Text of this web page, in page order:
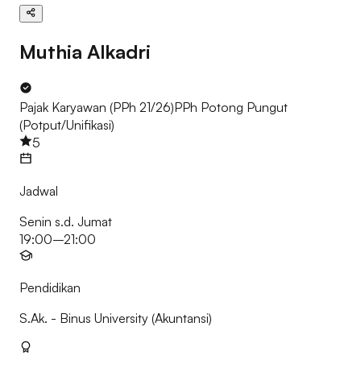
Muthia Alkadri
Pajak Karyawan (PPh 21/26)PPh Potong Pungut
(Potput/Unifikasi)
5
Jadwal
Senin s.d. Jumat
19:00–21:00
Pendidikan
S.Ak. - Binus University (Akuntansi)